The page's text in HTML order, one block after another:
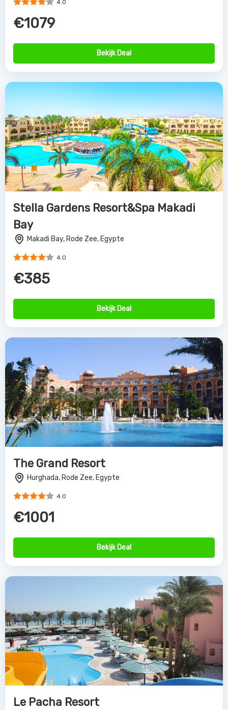
4.0
€1079
Bekijk Deal
Stella Gardens Resort&Spa Makadi
Bay
Makadi Bay, Rode Zee, Egypte
4.0
€385
Bekijk Deal
The Grand Resort
Hurghada, Rode Zee, Egypte
4.0
€1001
Bekijk Deal
Le Pacha Resort